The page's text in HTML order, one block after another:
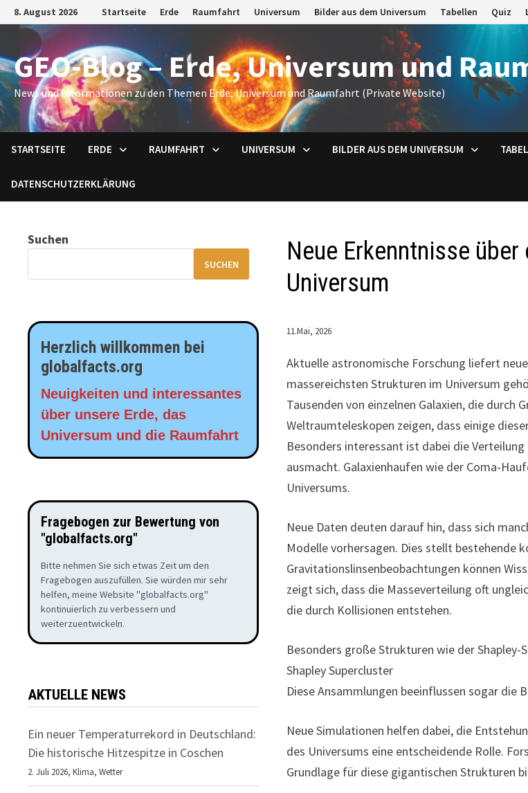
Zum
Inhalt
springen
8. August 2026 Startseite Erde Raumfahrt Universum Bilder aus dem Universum Tabellen Quiz
GEO-Blog – Erde, Universum und
News und Informationen zu den Themen Erde, Universum und Raumfahrt (Private Website)
STARTSEITE ERDE RAUMFAHRT UNIVERSUM BILDER AUS DEM UNIVERSUM
DATENSCHUTZERKLÄRUNG
Neue Erkenntnisse
Universum
11.Mai, 2026
Aktuelle astronomische Forschung liefert
massereichsten Strukturen im Universum
Tausenden von einzelnen Galaxien, die
Weltraumteleskopen zeigen, dass einige
Besonders interessant ist dabei die
ausmacht. Galaxienhaufen wie der Coma-
Universums.
Neue Daten deuten darauf hin, dass sich
Modelle vorhersagen. Dies stellt bestehende
Gravitationslinsenbeobachtungen können
zeigt sich, dass die Masseverteilung oft
die durch Kollisionen entstehen.
Besonders große Strukturen wie der
Shapley Supercluster
Diese Ansammlungen beeinflussen sogar die
Neue Simulationen helfen dabei, die
des Universums eine entscheidende Rolle.
Grundlage für diese gigantischen Strukturen
Suchen
SUCHEN
Herzlich willkommen bei
globalfacts.org
Neuigkeiten und interessantes
über unsere Erde, das
Universum und die Raumfahrt
Fragebogen zur Bewertung von
"globalfacts.org"
Bitte nehmen Sie sich etwas Zeit um den
Fragebogen auszufüllen. Sie würden mir sehr
helfen, meine Website "globalfacts.org"
kontinuierlich zu verbessern und
weiterzuentwickeln.
AKTUELLE NEWS
Ein neuer Temperaturrekord in Deutschland:
Die historische Hitzespitze in Coschen
2. Juli 2026,Klima,Wetter